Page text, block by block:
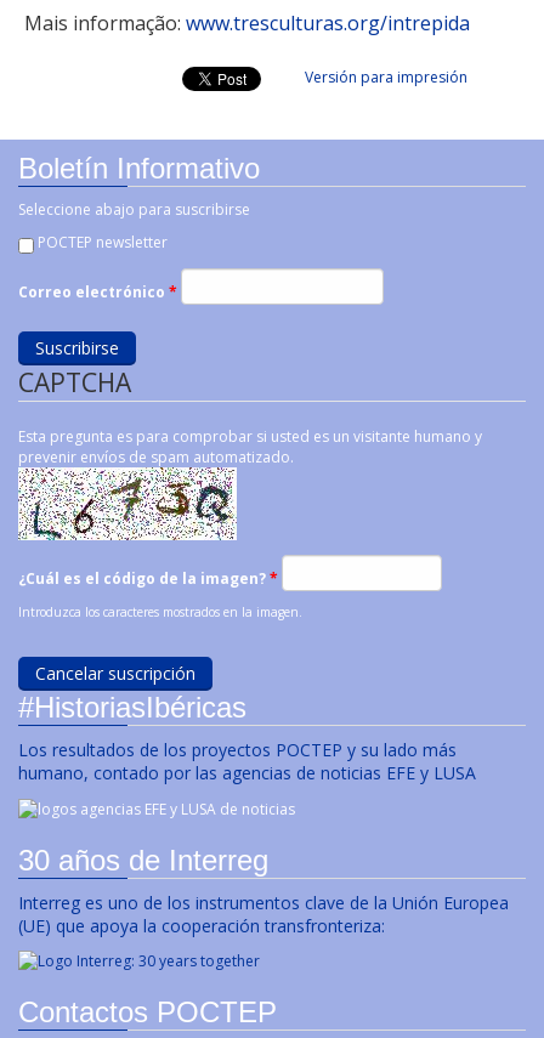
Mais informação: www.tresculturas.org/intrepida
Versión para impresión
Boletín Informativo
Seleccione abajo para suscribirse
POCTEP newsletter
Correo electrónico *
CAPTCHA
Esta pregunta es para comprobar si usted es un visitante humano y
prevenir envíos de spam automatizado.
¿Cuál es el código de la imagen?*
Introduzca los caracteres mostrados en la imagen.
#HistoriasIbéricas
Los resultados de los proyectos POCTEP y su lado más
humano, contado por las agencias de noticias EFE y LUSA
30 años de Interreg
Interreg es uno de los instrumentos clave de la Unión Europea
(UE) que apoya la cooperación transfronteriza:
Contactos POCTEP